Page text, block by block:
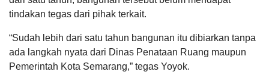
tindakan tegas dari pihak terkait.
“Sudah lebih dari satu tahun bangunan itu dibiarkan tanpa
ada langkah nyata dari Dinas Penataan Ruang maupun
Pemerintah Kota Semarang,” tegas Yoyok.